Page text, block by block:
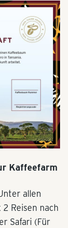
Kaffeefarm
allen
Reisen nach
Safari (Für